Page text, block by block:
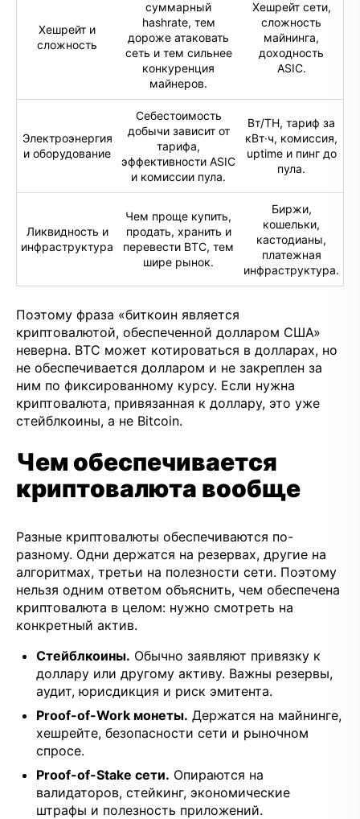
Хешрейт и
сложность
суммарный
hashrate, тем
дороже атаковать
сеть и тем сильнее
конкуренция
майнеров.
Хешрейт сети,
сложность
майнинга,
доходность
ASIC.
Электроэнергия
и оборудование
Себестоимость
добычи зависит от
тарифа,
эффективности ASIC
и комиссии пула.
Вт/TH, тариф за
кВт·ч, комиссия,
uptime и пинг до
пула.
Ликвидность и
инфраструктура
Чем проще купить,
продать, хранить и
перевести BTC, тем
шире рынок.
Биржи,
кошельки,
кастодианы,
платежная
инфраструктура.
Поэтому фраза «биткоин является
криптовалютой, обеспеченной долларом США»
неверна. BTC может котироваться в долларах, но
не обеспечивается долларом и не закреплен за
ним по фиксированному курсу. Если нужна
криптовалюта, привязанная к доллару, это уже
стейблкоины, а не Bitcoin.
Чем обеспечивается
криптовалюта вообще
Разные криптовалюты обеспечиваются по-
разному. Одни держатся на резервах, другие на
алгоритмах, третьи на полезности сети. Поэтому
нельзя одним ответом объяснить, чем обеспечена
криптовалюта в целом: нужно смотреть на
конкретный актив.
Стейблкоины. Обычно заявляют привязку к
доллару или другому активу. Важны резервы,
аудит, юрисдикция и риск эмитента.
Proof-of-Work монеты. Держатся на майнинге,
хешрейте, безопасности сети и рыночном
спросе.
Proof-of-Stake сети. Опираются на
валидаторов, стейкинг, экономические
штрафы и полезность приложений.